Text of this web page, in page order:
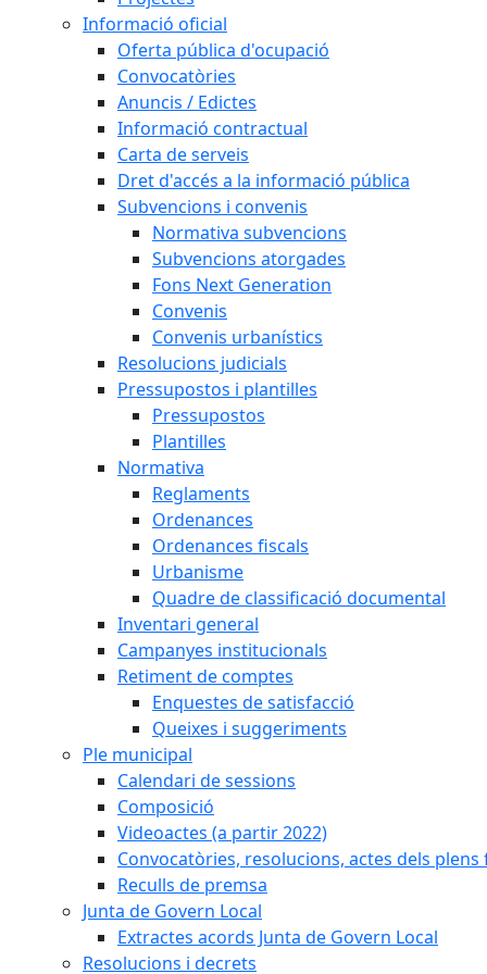
Informació oficial
Oferta pública d'ocupació
Convocatòries
Anuncis / Edictes
Informació contractual
Carta de serveis
Dret d'accés a la informació pública
Subvencions i convenis
Normativa subvencions
Subvencions atorgades
Fons Next Generation
Convenis
Convenis urbanístics
Resolucions judicials
Pressupostos i plantilles
Pressupostos
Plantilles
Normativa
Reglaments
Ordenances
Ordenances fiscals
Urbanisme
Quadre de classificació documental
Inventari general
Campanyes institucionals
Retiment de comptes
Enquestes de satisfacció
Queixes i suggeriments
Ple municipal
Calendari de sessions
Composició
Videoactes (a partir 2022)
Convocatòries, resolucions, actes dels plens
Reculls de premsa
Junta de Govern Local
Extractes acords Junta de Govern Local
Resolucions i decrets